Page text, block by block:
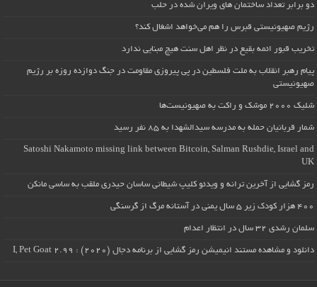
دو برابر تعداد ساختمان های ویران شده در حلب
رژیم صهیونیستی قبرس را هم می‌خواهد اشغال کند؟
تخریب قبور ائمه بقیع در نظر اهل سنت هیچ مبنایی ندارد
پیام رهبر انقلاب به ملت فلسطین در پی پیروزی مقاومت در جنگ دوازده روزه بر رژیم
صهیونیستی
شلیک ۲۰۰۰ موشک و راکت به صهیونیست‌ها
شمار قربانیان حمله به مدرسه سیدالشهدا به ۸۵ نفر رسید
Satoshi Nakamoto missing link between Bitcoin, Salman Rushdie, Israel and
UK
رمز گشایی از آخرین ترانه و ویدئو کلیپ شیطانی ساسان حیدری ملقب به ساسی مانکن
۴۰۰ هزار کودک زیر ۵ سال یمنی در آستانه مرگ از گرسنگی
سلمان رشدی ۳۲ سال در انتظار اعدام
دانلود و مشاهده مستند انیمیشن رمز گشایی از برنامه دجال (۲۰۲۰) : I, Pet Goat 2.99